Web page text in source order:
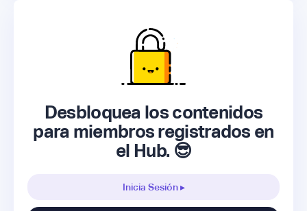
Desbloquea los contenidos
para miembros registrados en
el Hub. 😎
Inicia Sesión ▸